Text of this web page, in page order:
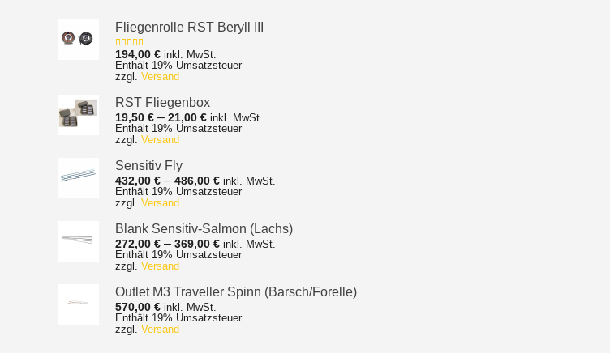
Fliegenrolle RST Beryll III
Bewertet mit
5.00von 5
194,00 € inkl. MwSt.
Enthält 19% Umsatzsteuer
zzgl. Versand
RST Fliegenbox
19,50 € – 21,00 €Preisspanne:
19,50 €
inkl. MwSt.
Enthält 19% Umsatzsteuer
zzgl. Versand
Sensitiv Fly
432,00 € – 486,00 €Preisspanne:
432,00 €
inkl. MwSt.
Enthält 19% Umsatzsteuer
zzgl. Versand
Blank Sensitiv-Salmon (Lachs)
272,00 € – 369,00 €Preisspanne:
272,00 €
inkl. MwSt.
Enthält 19% Umsatzsteuer
zzgl. Versand
Outlet M3 Traveller Spinn (Barsch/Forelle)
570,00 € inkl. MwSt.
Enthält 19% Umsatzsteuer
zzgl. Versand